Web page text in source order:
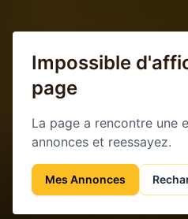
Impossible
page
La page a rencontre une
annonces et reessayez.
Mes Annonces